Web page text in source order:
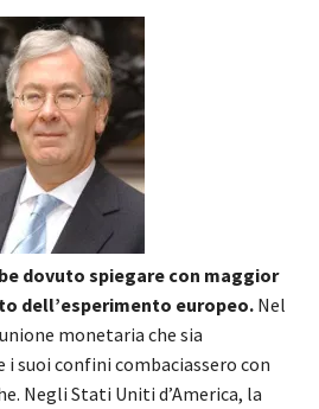
dovuto spiegare con maggior
dell’esperimento europeo. Nel
monetaria che sia
i suoi confini combaciassero con
Negli Stati Uniti d’America, la